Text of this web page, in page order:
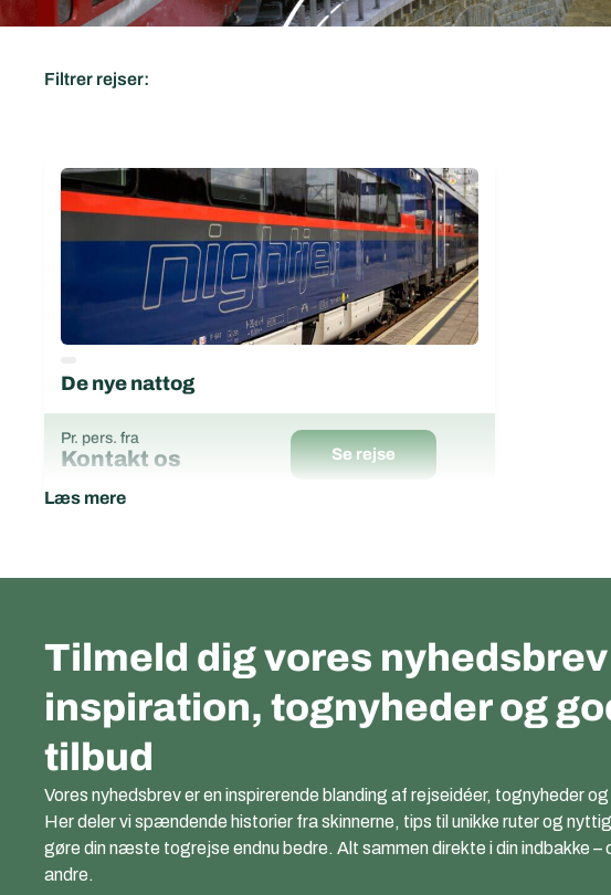
Filtrer rejser:
De nye nattog
Pr. pers. fra
Kontakt os Se rejse
Læs mere
Tilmeld dig vores
inspiration, tognyheder og
tilbud
Vores nyhedsbrev er en inspirerende blanding af rejseidéer, tognyheder
Her deler vi spændende historier fra skinnerne, tips til unikke ruter og
gøre din næste togrejse endnu bedre. Alt sammen direkte i din indbakke –
andre.